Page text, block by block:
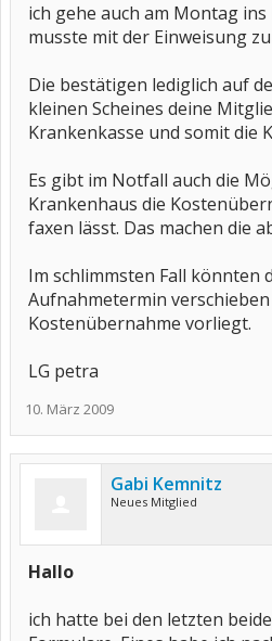
ich gehe auch am Montag
musste mit der Einweisung
Die bestätigen lediglich auf
kleinen Scheines deine
Krankenkasse und somit die
Es gibt im Notfall auch die
Krankenhaus die
faxen lässt. Das machen die
Im schlimmsten Fall könnten
Aufnahmetermin
Kostenübernahme vorliegt.
LG petra
10. März 2009
Gabi Kemnitz
Neues Mitglied
Hallo
ich hatte bei den letzten